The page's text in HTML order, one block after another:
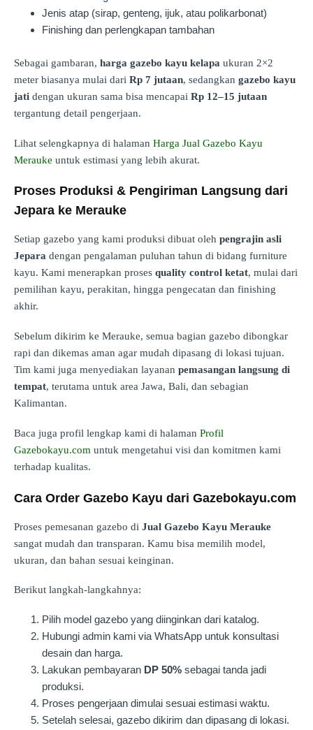
Jenis atap (sirap, genteng, ijuk, atau polikarbonat)
Finishing dan perlengkapan tambahan
Sebagai gambaran, harga gazebo kayu kelapa ukuran 2×2
meter biasanya mulai dari Rp 7 jutaan, sedangkan gazebo kayu
jati dengan ukuran sama bisa mencapai Rp 12–15 jutaan
tergantung detail pengerjaan.
Lihat selengkapnya di halaman Harga Jual Gazebo Kayu
Merauke untuk estimasi yang lebih akurat.
Proses Produksi & Pengiriman Langsung dari
Jepara ke Merauke
Setiap gazebo yang kami produksi dibuat oleh pengrajin asli
Jepara dengan pengalaman puluhan tahun di bidang furniture
kayu. Kami menerapkan proses quality control ketat, mulai dari
pemilihan kayu, perakitan, hingga pengecatan dan finishing
akhir.
Sebelum dikirim ke Merauke, semua bagian gazebo dibongkar
rapi dan dikemas aman agar mudah dipasang di lokasi tujuan.
Tim kami juga menyediakan layanan pemasangan langsung di
tempat, terutama untuk area Jawa, Bali, dan sebagian
Kalimantan.
Baca juga profil lengkap kami di halaman Profil
Gazebokayu.com untuk mengetahui visi dan komitmen kami
terhadap kualitas.
Cara Order Gazebo Kayu dari Gazebokayu.com
Proses pemesanan gazebo di Jual Gazebo Kayu Merauke
sangat mudah dan transparan. Kamu bisa memilih model,
ukuran, dan bahan sesuai keinginan.
Berikut langkah-langkahnya:
Pilih model gazebo yang diinginkan dari katalog.
Hubungi admin kami via WhatsApp untuk konsultasi
desain dan harga.
Lakukan pembayaran DP 50% sebagai tanda jadi
produksi.
Proses pengerjaan dimulai sesuai estimasi waktu.
Setelah selesai, gazebo dikirim dan dipasang di lokasi.